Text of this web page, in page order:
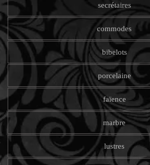
secrétaires
commodes
bibelots
porcelaine
faïence
marbre
lustres